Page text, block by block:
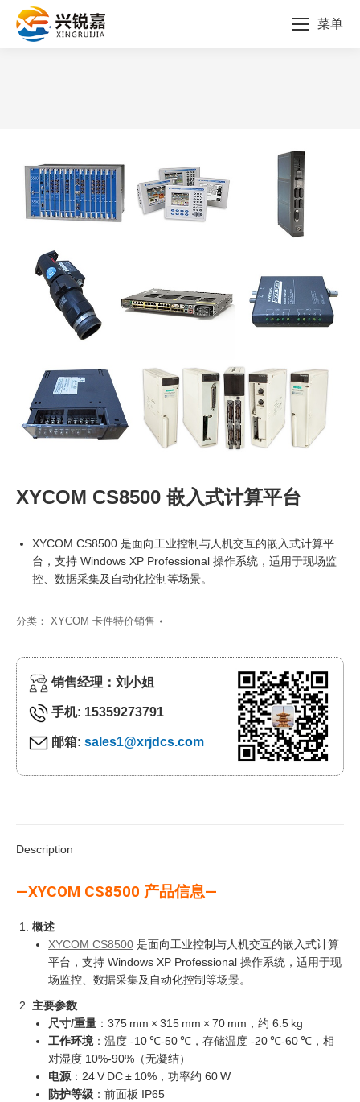
菜单
XYCOM CS8500 嵌入式计算平台
XYCOM CS8500 是面向工业控制与人机交互的嵌入式计算平
台，支持 Windows XP Professional 操作系统，适用于现场监
控、数据采集及自动化控制等场景。
分类： XYCOM 卡件特价销售
销售经理：刘小姐
手机: 15359273791
邮箱: sales1@xrjdcs.com
Description
—XYCOM CS8500 产品信息—
概述
XYCOM CS8500 是面向工业控制与人机交互的嵌入式计算
平台，支持 Windows XP Professional 操作系统，适用于现
场监控、数据采集及自动化控制等场景。
主要参数
尺寸/重量 ：375 mm × 315 mm × 70 mm，约 6.5 kg
工作环境 ：温度 -10 ℃-50 ℃，存储温度 -20 ℃-60 ℃，相
对湿度 10%-90%（无凝结）
电源：24 V DC ± 10%，功率约 60 W
防护等级 ：前面板 IP65